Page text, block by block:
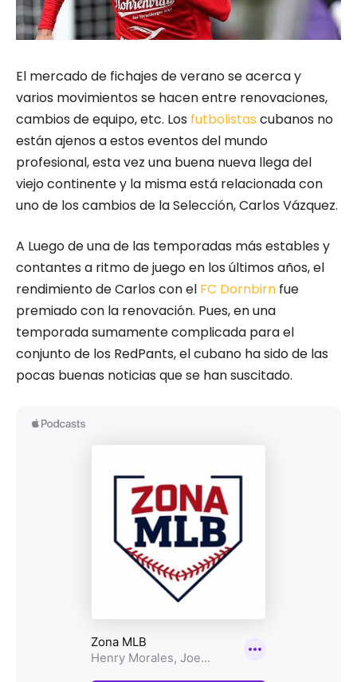
El mercado de fichajes de verano se acerca y
varios movimientos se hacen entre renovaciones,
cambios de equipo, etc. Los futbolistas cubanos no
están ajenos a estos eventos del mundo
profesional, esta vez una buena nueva llega del
viejo continente y la misma está relacionada con
uno de los cambios de la Selección, Carlos Vázquez.
A Luego de una de las temporadas más estables y
contantes a ritmo de juego en los últimos años, el
rendimiento de Carlos con el FC Dornbirn fue
premiado con la renovación. Pues, en una
temporada sumamente complicada para el
conjunto de los RedPants, el cubano ha sido de las
pocas buenas noticias que se han suscitado.